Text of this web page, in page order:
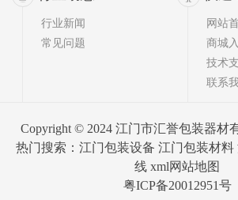
行业新闻
常见问题
网站
商城
技术
联系
Copyright © 2024 江门市汇誉包装器材
热门搜索： 江门包装设备 江门包装材料
线 xml网站地图
粤ICP备20012951号